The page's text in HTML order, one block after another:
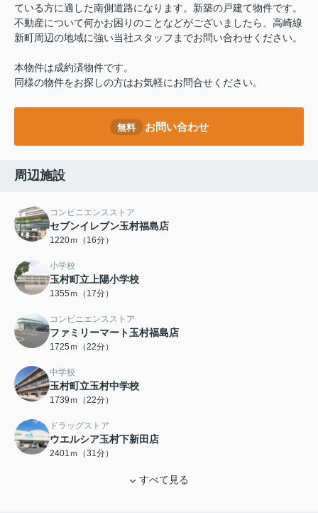
ている方に適した南側道路になります。新築の戸建て物件です。
不動産について何かお困りのことなどがございましたら、高崎線
新町周辺の地域に強い当社スタッフまでお問い合わせください。
本物件は成約済物件です。
同様の物件をお探しの方はお気軽にお問合せください。
無料 お問い合わせ
周辺施設
コンビニエンスストア
セブンイレブン玉村福島店
1220ｍ（16分）
小学校
玉村町立上陽小学校
1355ｍ（17分）
コンビニエンスストア
ファミリーマート玉村福島店
1725ｍ（22分）
中学校
玉村町立玉村中学校
1739ｍ（22分）
ドラッグストア
ウエルシア玉村下新田店
2401ｍ（31分）
すべて見る